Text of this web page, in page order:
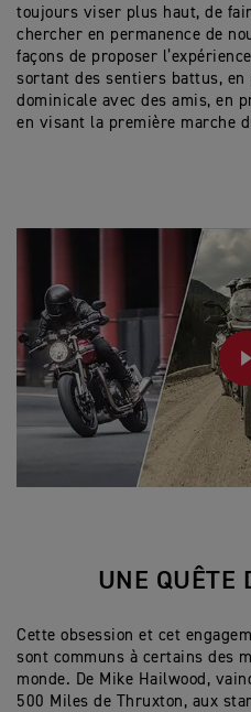
toujours viser plus haut, de
chercher en permanence de
façons de proposer
sortant des sentiers battus, en
dominicale avec des amis, en
en visant la première marche
UNE QUÊTE
Cette obsession et cet
sont communs à certains des
monde. De Mike Hailwood,
500 Miles de Thruxton, aux